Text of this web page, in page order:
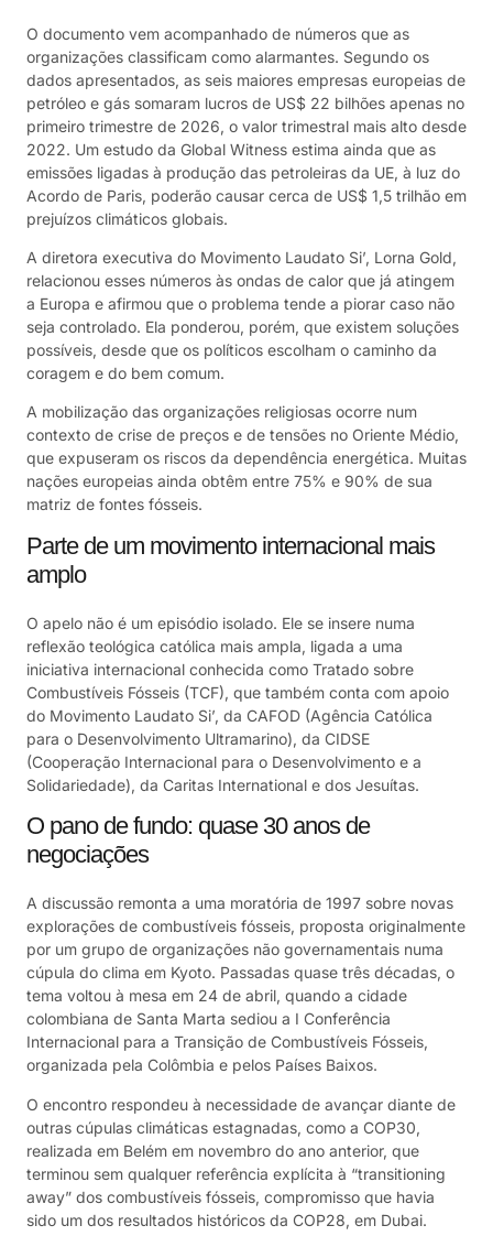
O documento vem acompanhado de números que as
organizações classificam como alarmantes. Segundo os
dados apresentados, as seis maiores empresas europeias de
petróleo e gás somaram lucros de US$ 22 bilhões apenas no
primeiro trimestre de 2026, o valor trimestral mais alto desde
2022. Um estudo da Global Witness estima ainda que as
emissões ligadas à produção das petroleiras da UE, à luz do
Acordo de Paris, poderão causar cerca de US$ 1,5 trilhão em
prejuízos climáticos globais.
A diretora executiva do Movimento Laudato Si’, Lorna Gold,
relacionou esses números às ondas de calor que já atingem
a Europa e afirmou que o problema tende a piorar caso não
seja controlado. Ela ponderou, porém, que existem soluções
possíveis, desde que os políticos escolham o caminho da
coragem e do bem comum.
A mobilização das organizações religiosas ocorre num
contexto de crise de preços e de tensões no Oriente Médio,
que expuseram os riscos da dependência energética. Muitas
nações europeias ainda obtêm entre 75% e 90% de sua
matriz de fontes fósseis.
Parte de um movimento internacional mais
amplo
O apelo não é um episódio isolado. Ele se insere numa
reflexão teológica católica mais ampla, ligada a uma
iniciativa internacional conhecida como Tratado sobre
Combustíveis Fósseis (TCF), que também conta com apoio
do Movimento Laudato Si’, da CAFOD (Agência Católica
para o Desenvolvimento Ultramarino), da CIDSE
(Cooperação Internacional para o Desenvolvimento e a
Solidariedade), da Caritas International e dos Jesuítas.
O pano de fundo: quase 30 anos de
negociações
A discussão remonta a uma moratória de 1997 sobre novas
explorações de combustíveis fósseis, proposta originalmente
por um grupo de organizações não governamentais numa
cúpula do clima em Kyoto. Passadas quase três décadas, o
tema voltou à mesa em 24 de abril, quando a cidade
colombiana de Santa Marta sediou a I Conferência
Internacional para a Transição de Combustíveis Fósseis,
organizada pela Colômbia e pelos Países Baixos.
O encontro respondeu à necessidade de avançar diante de
outras cúpulas climáticas estagnadas, como a COP30,
realizada em Belém em novembro do ano anterior, que
terminou sem qualquer referência explícita à “transitioning
away” dos combustíveis fósseis, compromisso que havia
sido um dos resultados históricos da COP28, em Dubai.